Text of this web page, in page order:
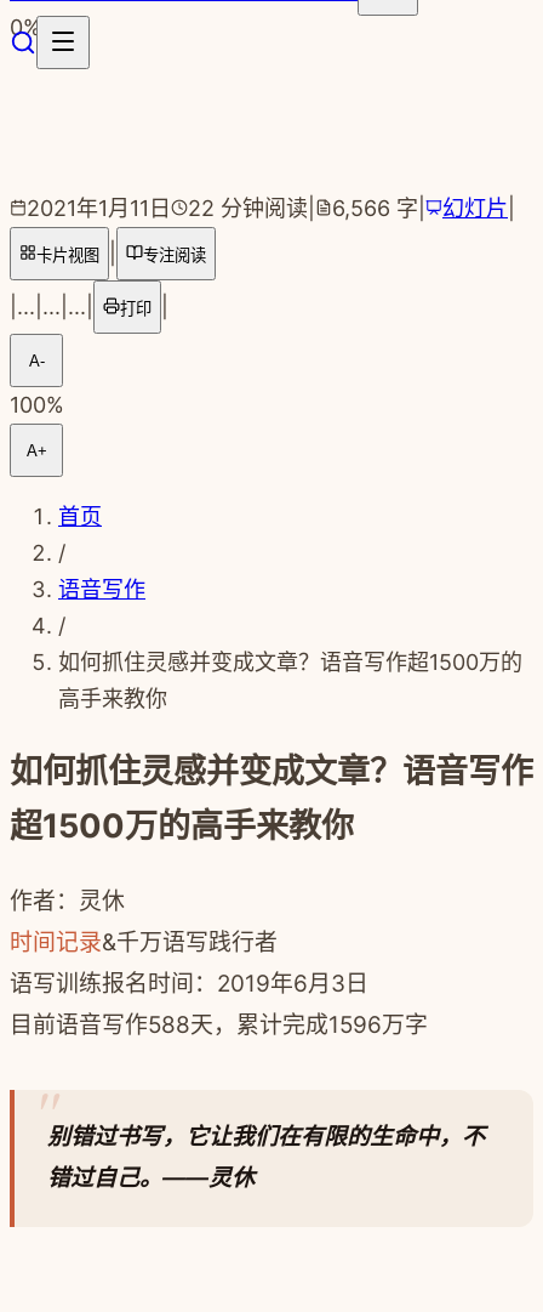
跳转到主要内容
0%
2021年1月11日 22 分钟阅读 6,566 字 幻灯片
卡片视图 专注阅读
... ... ... 打印
A-
100%
A+
首页
/
语音写作
/
如何抓住灵感并变成文章？语音写作超1500万的
高手来教你
如何抓住灵感并变成文章？语音写作
超1500万的高手来教你
作者：灵休
时间记录&千万语写践行者
语写训练报名时间：2019年6月3日
目前语音写作588天，累计完成1596万字
别错过书写，它让我们在有限的生命中，不
错过自己。 ——灵休